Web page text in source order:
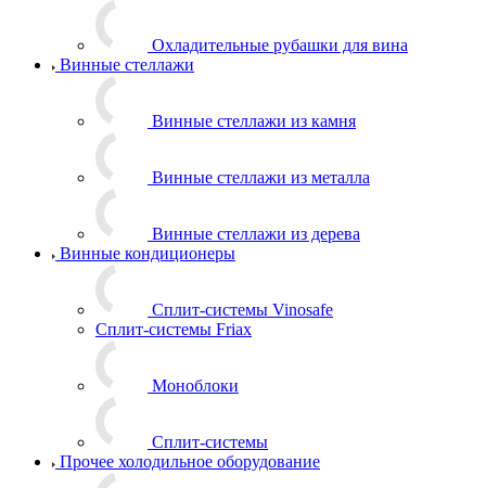
Охладительные рубашки для вина
Винные стеллажи
Винные стеллажи из камня
Винные стеллажи из металла
Винные стеллажи из дерева
Винные кондиционеры
Сплит-системы Vinosafe
Сплит-системы Friax
Моноблоки
Сплит-системы
Прочее холодильное оборудование